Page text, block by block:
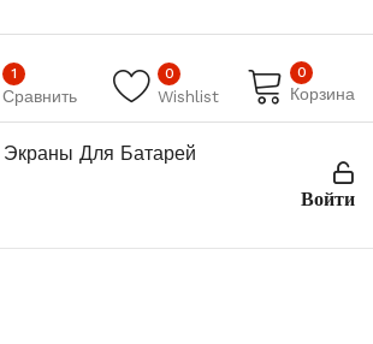
1
Сравнить
0
Wishlist
0
Корзина
Экраны Для Батарей
Войти